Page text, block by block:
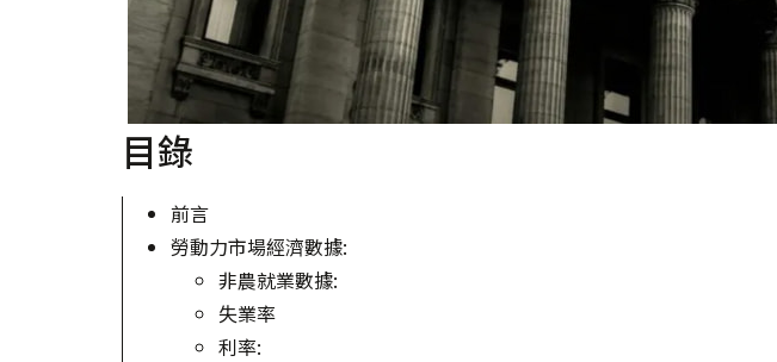
目錄
前言
勞動力市場經濟數據:
非農就業數據:
失業率
利率: